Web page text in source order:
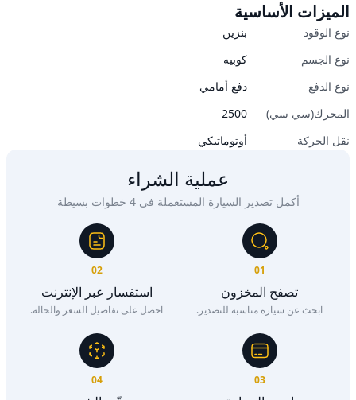
الميزات الأساسية
نوع الوقود
بنزين
نوع الجسم
كوبيه
نوع الدفع
دفع أمامي
المحرك(سي سي)
2500
نقل الحركة
أوتوماتيكي
عملية الشراء
أكمل تصدير السيارة المستعملة في 4 خطوات بسيطة
01
تصفح المخزون
ابحث عن سيارة مناسبة للتصدير.
02
استفسار عبر الإنترنت
احصل على تفاصيل السعر والحالة.
03
04